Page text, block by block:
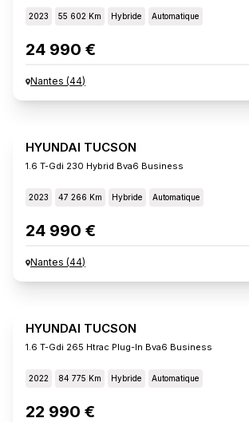
2023 55 602 Km Hybride Automatique
24 990 €
Nantes (44)
HYUNDAI TUCSON
1.6 T-Gdi 230 Hybrid Bva6 Business
2023 47 266 Km Hybride Automatique
24 990 €
Nantes (44)
HYUNDAI TUCSON
1.6 T-Gdi 265 Htrac Plug-In Bva6 Business
2022 84 775 Km Hybride Automatique
22 990 €